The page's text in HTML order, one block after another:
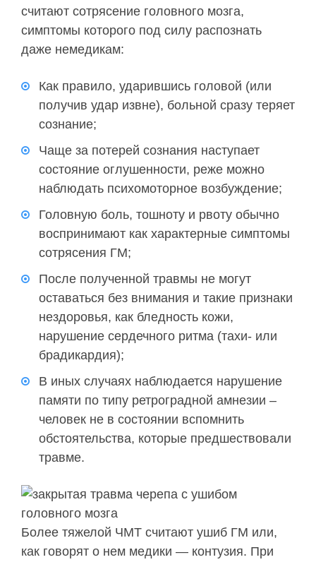
считают сотрясение головного мозга,
симптомы которого под силу распознать
даже немедикам:
Как правило, ударившись головой (или
получив удар извне), больной сразу теряет
сознание;
Чаще за потерей сознания наступает
состояние оглушенности, реже можно
наблюдать психомоторное возбуждение;
Головную боль, тошноту и рвоту обычно
воспринимают как характерные симптомы
сотрясения ГМ;
После полученной травмы не могут
оставаться без внимания и такие признаки
нездоровья, как бледность кожи,
нарушение сердечного ритма (тахи- или
брадикардия);
В иных случаях наблюдается нарушение
памяти по типу ретроградной амнезии –
человек не в состоянии вспомнить
обстоятельства, которые предшествовали
травме.
Более тяжелой ЧМТ считают ушиб ГМ или,
как говорят о нем медики — контузия. При